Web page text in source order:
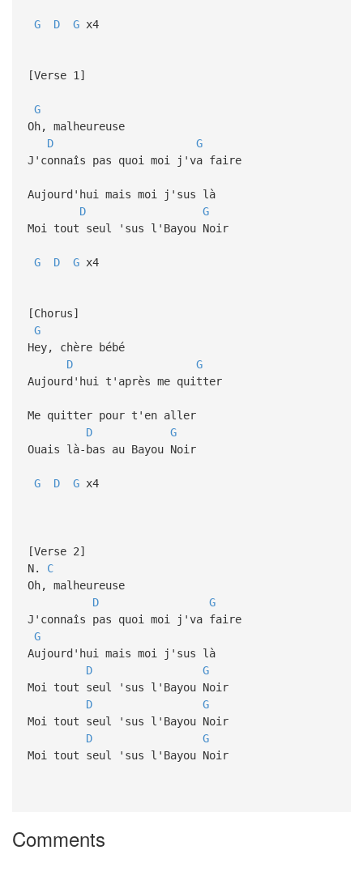
G D Gx4
[Verse 1]
G
Oh, malheureuse
D
G
J'connaîs pas quoi moi j'va faire
Aujourd'hui mais moi j'sus là
D
G
Moi tout seul 'sus l'Bayou Noir
G D Gx4
[Chorus]
G
Hey, chère bébé
D
G
Aujourd'hui t'après me quitter
Me quitter pour t'en aller
D
G
Ouais là-bas au Bayou Noir
G D Gx4
[Verse 2]
N. C
Oh, malheureuse
D
G
J'connaîs pas quoi moi j'va faire
G
Aujourd'hui mais moi j'sus là
D
G
Moi tout seul 'sus l'Bayou Noir
D
G
Moi tout seul 'sus l'Bayou Noir
D
G
Moi tout seul 'sus l'Bayou Noir
Comments